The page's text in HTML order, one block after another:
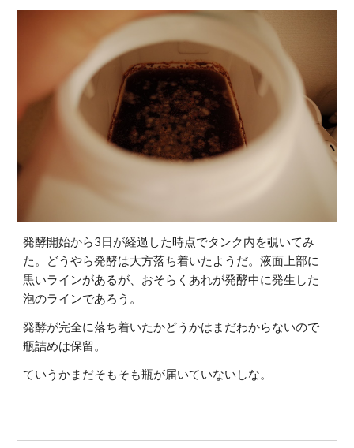
発酵開始から3日が経過した時点でタンク内を覗いてみ
た。どうやら発酵は大方落ち着いたようだ。液面上部に
黒いラインがあるが、おそらくあれが発酵中に発生した
泡のラインであろう。
発酵が完全に落ち着いたかどうかはまだわからないので
瓶詰めは保留。
ていうかまだそもそも瓶が届いていないしな。